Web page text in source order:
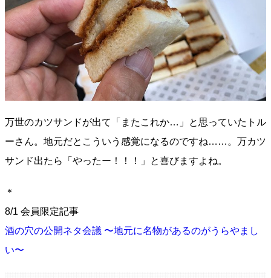
万世のカツサンドが出て「またこれか…」と思っていたトル
ーさん。地元だとこういう感覚になるのですね……。万カツ
サンド出たら「やったー！！！」と喜びますよね。
＊
8/1 会員限定記事
酒の穴の公開ネタ会議 〜地元に名物があるのがうらやまし
い〜